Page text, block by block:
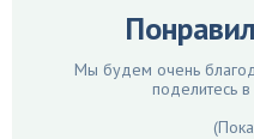
Мы будем очень
поделитесь